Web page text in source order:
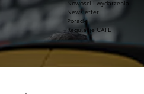
Nowości i wydarzenia
Newsletter
Porady
Regulacje CAFE